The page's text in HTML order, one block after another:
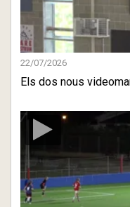
22/07/2026
Els dos nous